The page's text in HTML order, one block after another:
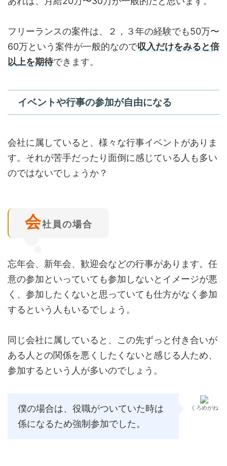
フリーランスの案件は、２，３年の経験でも50万〜
60万という案件が一般的なので収入だけをみると倍
以上を期待できます。
イベントや行事の参加が自由になる
会社に属していると、様々な行事イベントがありま
す。それが苦手だったり面倒に感じている人も多い
のではないでしょうか？
会社員の場合
忘年会、新年会、歓迎会などの行事があります。任
意の参加といっていても参加しないとイメージが悪
く、参加したくないと思っていても仕方がなく参加
するという人もいるでしょう。
同じ会社に属していると、この先ずっと付き合いが
ある人との関係を悪くしたくないと感じる人ため、
参加するという人が多いのでしょう。
僕の場合は、役職がついていた時は
係になるため強制参加でした。
くろめがね